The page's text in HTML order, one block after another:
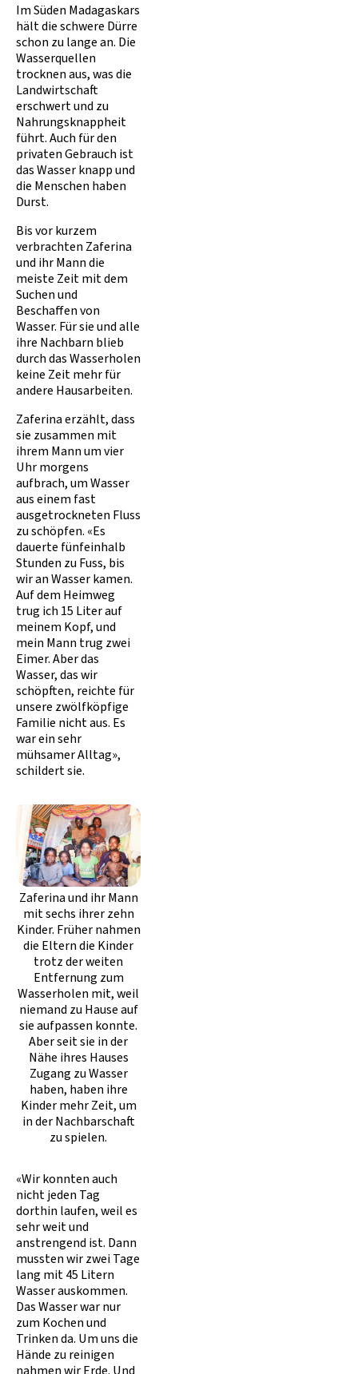
Im Süden Madagaskars
hält die schwere Dürre
schon zu lange an. Die
Wasserquellen
trocknen aus, was die
Landwirtschaft
erschwert und zu
Nahrungsknappheit
führt. Auch für den
privaten Gebrauch ist
das Wasser knapp und
die Menschen haben
Durst.
Bis vor kurzem
verbrachten Zaferina
und ihr Mann die
meiste Zeit mit dem
Suchen und
Beschaffen von
Wasser. Für sie und alle
ihre Nachbarn blieb
durch das Wasserholen
keine Zeit mehr für
andere Hausarbeiten.
Zaferina erzählt, dass
sie zusammen mit
ihrem Mann um vier
Uhr morgens
aufbrach, um Wasser
aus einem fast
ausgetrockneten Fluss
zu schöpfen. «Es
dauerte fünfeinhalb
Stunden zu Fuss, bis
wir an Wasser kamen.
Auf dem Heimweg
trug ich 15 Liter auf
meinem Kopf, und
mein Mann trug zwei
Eimer. Aber das
Wasser, das wir
schöpften, reichte für
unsere zwölfköpfige
Familie nicht aus. Es
war ein sehr
mühsamer Alltag»,
schildert sie.
Zaferina und ihr Mann
mit sechs ihrer zehn
Kinder. Früher nahmen
die Eltern die Kinder
trotz der weiten
Entfernung zum
Wasserholen mit, weil
niemand zu Hause auf
sie aufpassen konnte.
Aber seit sie in der
Nähe ihres Hauses
Zugang zu Wasser
haben, haben ihre
Kinder mehr Zeit, um
in der Nachbarschaft
zu spielen.
«Wir konnten auch
nicht jeden Tag
dorthin laufen, weil es
sehr weit und
anstrengend ist. Dann
mussten wir zwei Tage
lang mit 45 Litern
Wasser auskommen.
Das Wasser war nur
zum Kochen und
Trinken da. Um uns die
Hände zu reinigen